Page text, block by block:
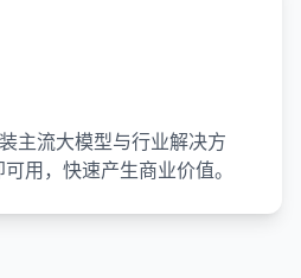
主流大模型与行业解决方
用，快速产生商业价值。